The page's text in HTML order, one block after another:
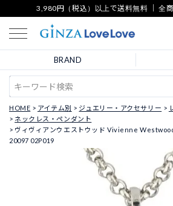
3,980円（税込）以上で送料無料 ｜ 全
BRAND
HOME アイテム別 ジュエリー・アクセサリー
ネックレス・ペンダント
ヴィヴィアンウエストウッド Vivienne
20097 02P019